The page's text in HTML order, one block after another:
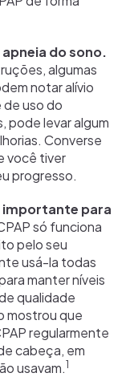
do sono.
algumas
notar alívio
de uso do
pode levar algum
Converse
você tiver
progresso.
importante para
só funciona
pelo seu
usá-la todas
manter níveis
qualidade
mostrou que
regularmente
cabeça, em
usavam.1